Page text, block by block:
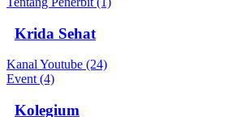
Krida Sehat
Kanal Youtube (24)
Event (4)
Kolegium